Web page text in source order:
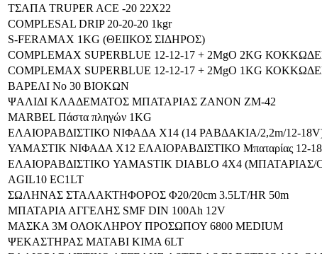
ΤΣΑΠΑ TRUPER ACE -20 22X22
COMPLESAL DRIP 20-20-20 1kgr
S-FERAMAX 1KG (ΘΕΙΙΚΟΣ ΣΙΔΗΡΟΣ)
COMPLEMAX SUPERBLUE 12-12-17 + 2MgO 2KG
COMPLEMAX SUPERBLUE 12-12-17 + 2MgO 1KG
ΒΑΡΕΛΙ Νο 30 ΒΙΟΚΩΝ
ΨΑΛΙΔΙ ΚΛΑΔΕΜΑΤΟΣ ΜΠΑΤΑΡΙΑΣ ZANON ZM-42
MARBEL Πάστα πληγών 1KG
ΕΛΑΙΟΡΑΒΔΙΣΤΙΚΟ ΝΙΦΑΔΑ Χ14 (14 ΡΑΒΔΑΚΙΑ/2,2m/12-
ΥΑΜΑΣΤΙΚ ΝΙΦΑΔΑ Χ12 ΕΛΑΙΟΡΑΒΔΙΣΤΙΚΟ Μπαταρίας 12-
ΕΛΑΙΟΡΑΒΔΙΣΤΙΚΟ YAMASTIK DIABLO 4X4 (ΜΠΑΤΑΡΙΑΣ/
AGIL10 EC1LT
ΣΩΛΗΝΑΣ ΣΤΑΛΑΚΤΗΦΟΡΟΣ Φ20/20cm 3.5LT/HR 50m
ΜΠΑΤΑΡΙΑ ΑΓΓΕΛΗΣ SMF DIN 100Ah 12V
ΜΑΣΚΑ 3Μ ΟΛΟΚΛΗΡΟΥ ΠΡΟΣΩΠΟΥ 6800 MEDIUM
ΨΕΚΑΣΤΗΡΑΣ MATABI KIMA 6LT